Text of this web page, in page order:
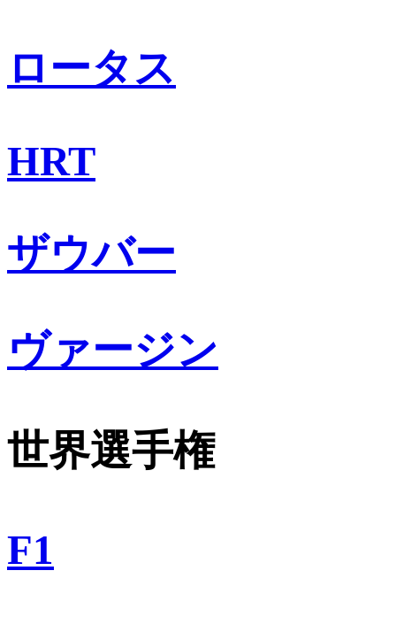
ロータス
HRT
ザウバー
ヴァージン
世界選手権
F1